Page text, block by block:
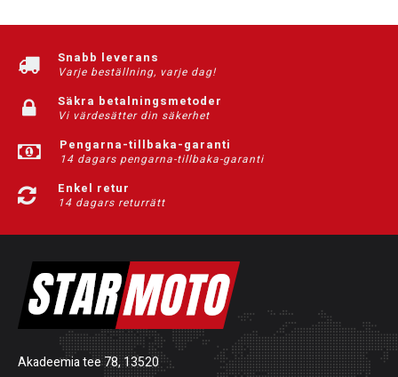
Snabb leverans
Varje beställning, varje dag!
Säkra betalningsmetoder
Vi värdesätter din säkerhet
Pengarna-tillbaka-garanti
14 dagars pengarna-tillbaka-garanti
Enkel retur
14 dagars returrätt
Akadeemia tee 78, 13520